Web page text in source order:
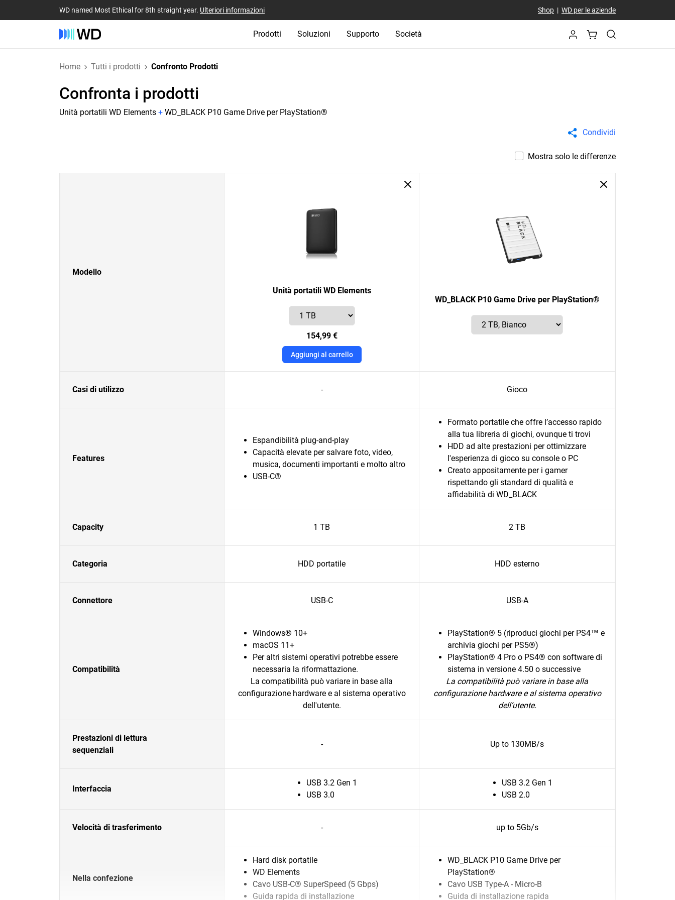
WD named Most Ethical for 8th straight year. Ulteriori informazioni Shop| WD per le aziende
Prodotti Soluzioni Supporto Società
Home Tutti i prodotti Confronto Prodotti
Confronta i prodotti
Unità portatili WD Elements + WD_BLACK P10 Game Drive per PlayStation®
Condividi
Mostra solo le differenze
Modello
Unità portatili WD Elements
154,99 €
Aggiungi al carrello
WD_BLACK P10 Game Drive per PlayStation®
Casi di utilizzo - Gioco
Features
Espandibilità plug-and-play
Capacità elevate per salvare foto, video,
musica, documenti importanti e molto altro
USB-C®
Formato portatile che offre l’accesso rapido
alla tua libreria di giochi, ovunque ti trovi
HDD ad alte prestazioni per ottimizzare
l'esperienza di gioco su console o PC
Creato appositamente per i gamer
rispettando gli standard di qualità e
affidabilità di WD_BLACK
Capacity 1 TB 2 TB
Categoria HDD portatile HDD esterno
Connettore USB-C USB-A
Compatibilità
Windows® 10+
macOS 11+
Per altri sistemi operativi potrebbe essere
necessaria la riformattazione.
La compatibilità può variare in base alla
configurazione hardware e al sistema operativo
dell'utente.
PlayStation® 5 (riproduci giochi per PS4™ e
archivia giochi per PS5®)
PlayStation® 4 Pro o PS4® con software di
sistema in versione 4.50 o successive
La compatibilità può variare in base alla
configurazione hardware e al sistema operativo
dell’utente.
Prestazioni di lettura
sequenziali
- Up to 130MB/s
Interfaccia
USB 3.2 Gen 1
USB 3.0
USB 3.2 Gen 1
USB 2.0
Velocità di trasferimento - up to 5Gb/s
Nella confezione
Hard disk portatile
WD Elements
Cavo USB-C® SuperSpeed (5 Gbps)
Guida rapida di installazione
WD_BLACK P10 Game Drive per
PlayStation®
Cavo USB Type-A - Micro-B
Guida di installazione rapida